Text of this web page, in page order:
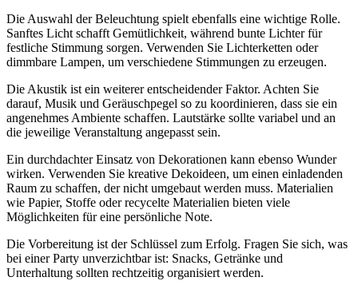
Die Auswahl der Beleuchtung spielt ebenfalls eine wichtige Rolle.
Sanftes Licht schafft Gemütlichkeit, während bunte Lichter für
festliche Stimmung sorgen. Verwenden Sie Lichterketten oder
dimmbare Lampen, um verschiedene Stimmungen zu erzeugen.
Die Akustik ist ein weiterer entscheidender Faktor. Achten Sie
darauf, Musik und Geräuschpegel so zu koordinieren, dass sie ein
angenehmes Ambiente schaffen. Lautstärke sollte variabel und an
die jeweilige Veranstaltung angepasst sein.
Ein durchdachter Einsatz von Dekorationen kann ebenso Wunder
wirken. Verwenden Sie kreative Dekoideen, um einen einladenden
Raum zu schaffen, der nicht umgebaut werden muss. Materialien
wie Papier, Stoffe oder recycelte Materialien bieten viele
Möglichkeiten für eine persönliche Note.
Die Vorbereitung ist der Schlüssel zum Erfolg. Fragen Sie sich, was
bei einer Party unverzichtbar ist: Snacks, Getränke und
Unterhaltung sollten rechtzeitig organisiert werden.